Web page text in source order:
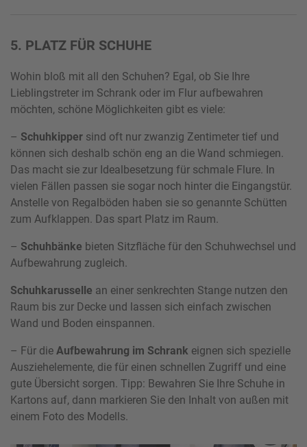
5. PLATZ FÜR SCHUHE
Wohin bloß mit all den Schuhen? Egal, ob Sie Ihre
Lieblingstreter im Schrank oder im Flur aufbewahren
möchten, schöne Möglichkeiten gibt es viele:
– Schuhkipper sind oft nur zwanzig Zentimeter tief und
können sich deshalb schön eng an die Wand schmiegen.
Das macht sie zur Idealbesetzung für schmale Flure. In
vielen Fällen passen sie sogar noch hinter die Eingangstür.
Anstelle von Regalböden haben sie so genannte Schütten
zum Aufklappen. Das spart Platz im Raum.
– Schuhbänke bieten Sitzfläche für den Schuhwechsel und
Aufbewahrung zugleich.
Schuhkarusselle an einer senkrechten Stange nutzen den
Raum bis zur Decke und lassen sich einfach zwischen
Wand und Boden einspannen.
– Für die Aufbewahrung im Schrank eignen sich spezielle
Ausziehelemente, die für einen schnellen Zugriff und eine
gute Übersicht sorgen. Tipp: Bewahren Sie Ihre Schuhe in
Kartons auf, dann markieren Sie den Inhalt von außen mit
einem Foto des Modells.